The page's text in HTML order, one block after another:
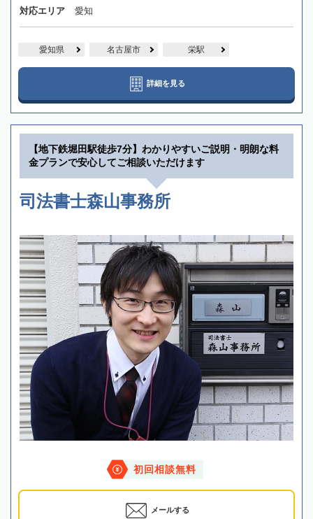
対応エリア 愛知
愛知県 名古屋市 栄駅
詳細を見る
【地下鉄堀田駅徒歩7分】わかりやすいご説明・明朗な料
金プランで安心してご相談いただけます
司法書士森山事務所
初回相談無料
メールする